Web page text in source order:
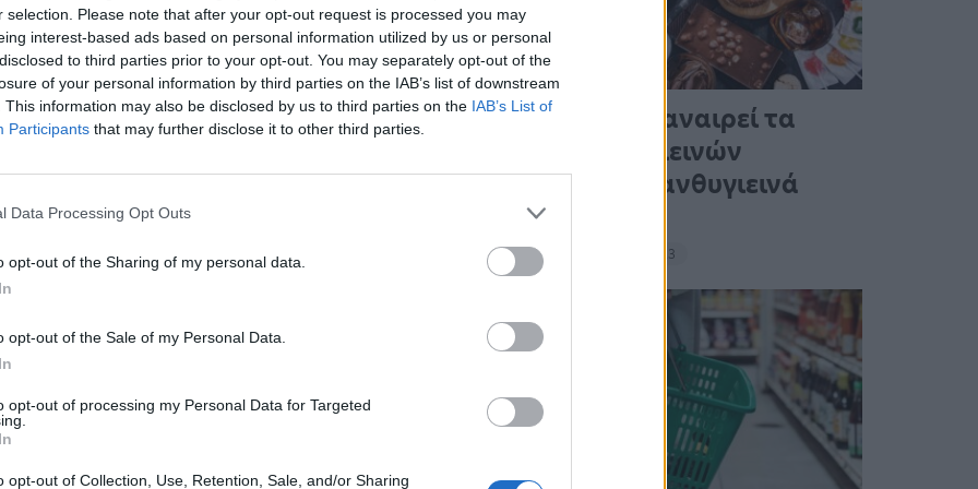
selection. Please note that after your opt-out request is processed you may
interest-based ads based on personal information utilized by us or personal
to third parties prior to your opt-out. You may separately opt-out of the
of your personal information by third parties on the IAB’s list of downstream
This information may also be disclosed by us to third parties on the IAB’s List of
Participants that may further disclose it to other third parties.
Data Processing Opt Outs
opt-out of the Sharing of my personal data.
opt-out of the Sale of my Personal Data.
opt-out of processing my Personal Data for Targeted
opt-out of Collection, Use, Retention, Sale, and/or Sharing
ότι το Ιράν πιθανόν στοχοθέτησε την
να επιτεθεί εναντίον τεσσάρων
του Κασέμ Σουλεϊμανί σκοτώθηκε σε
την πρεσβεία στη Βαγδάτη» είπε ο
που παραχώρησε στο Fox News.
για τέσσερις πρεσβείες»
Ένας στους 4 αναιρεί τα
οφέλη των υγιεινών
γευμάτων με ανθυγιεινά
σνακ
18:11 - 15 Σεπτεμβρίου 2023